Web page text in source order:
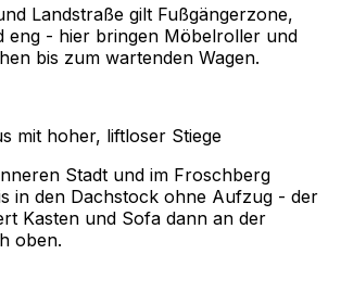
Landstraße gilt Fußgängerzone,
eng - hier bringen Möbelroller und
bis zum wartenden Wagen.
mit hoher, liftloser Stiege
Stadt und im Froschberg
in den Dachstock ohne Aufzug - der
Kasten und Sofa dann an der
oben.